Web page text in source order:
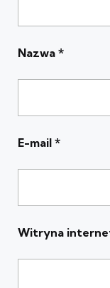
Nazwa *
E-mail *
Witryna